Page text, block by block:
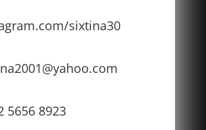
sixtina30
5656 8923